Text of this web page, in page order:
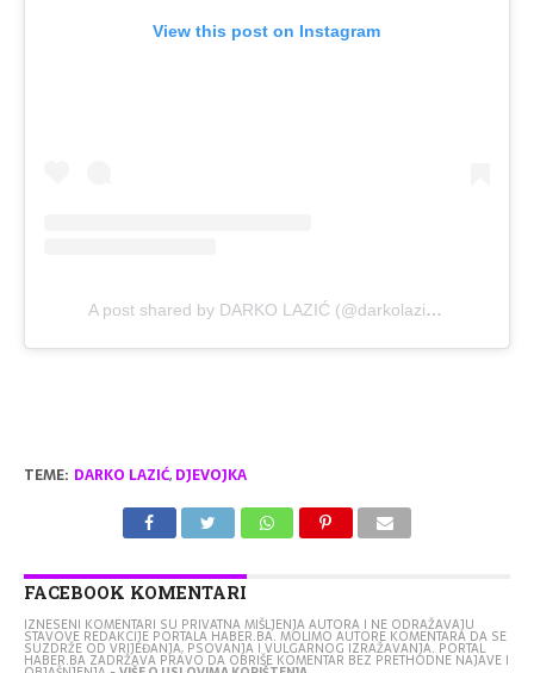
View this post on Instagram
A post shared by DARKO LAZIĆ (@darkolazicofficial)
TEME: DARKO LAZIĆ, DJEVOJKA
FACEBOOK KOMENTARI
IZNESENI KOMENTARI SU PRIVATNA MIŠLJENJA AUTORA I NE ODRAŽAVAJU
STAVOVE REDAKCIJE PORTALA HABER.BA. MOLIMO AUTORE KOMENTARA DA SE
SUZDRŽE OD VRIJEĐANJA, PSOVANJA I VULGARNOG IZRAŽAVANJA. PORTAL
HABER.BA ZADRŽAVA PRAVO DA OBRIŠE KOMENTAR BEZ PRETHODNE NAJAVE I